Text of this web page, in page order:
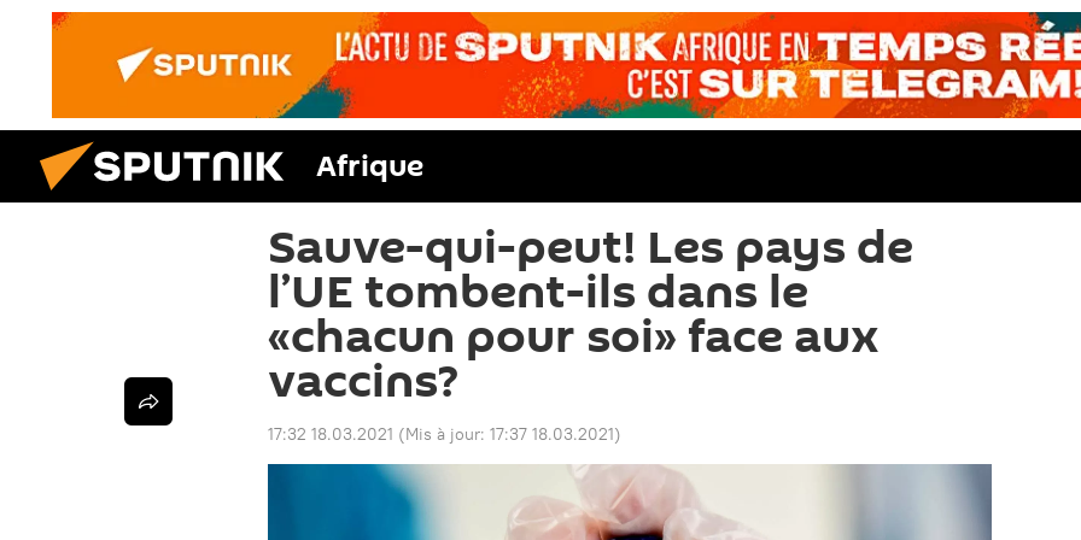
Afrique
Sauve-qui-peut! Les pays de
l’UE tombent-ils dans le
«chacun pour soi» face aux
vaccins?
17:32 18.03.2021 (Mis à jour: 17:37 18.03.2021)